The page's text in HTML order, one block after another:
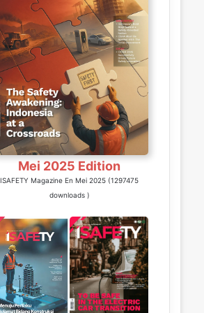
Mei 2025 Edition
ISAFETY Magazine En Mei 2025 (1297475
downloads )